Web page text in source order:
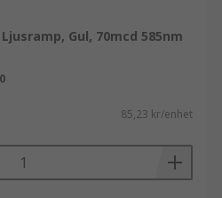
Gul, 70mcd 585nm
85,23 kr/enhet